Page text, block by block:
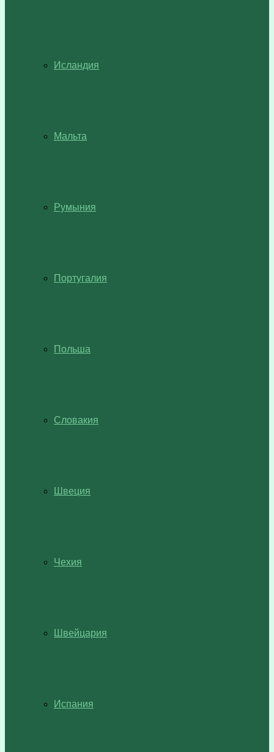
Исландия
Мальта
Румыния
Португалия
Польша
Словакия
Швеция
Чехия
Швейцария
Испания